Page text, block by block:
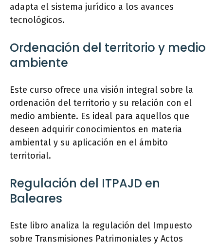
adapta el sistema jurídico a los avances
tecnológicos.
Ordenación del territorio y medio
ambiente
Este curso ofrece una visión integral sobre la
ordenación del territorio y su relación con el
medio ambiente. Es ideal para aquellos que
deseen adquirir conocimientos en materia
ambiental y su aplicación en el ámbito
territorial.
Regulación del ITPAJD en
Baleares
Este libro analiza la regulación del Impuesto
sobre Transmisiones Patrimoniales y Actos